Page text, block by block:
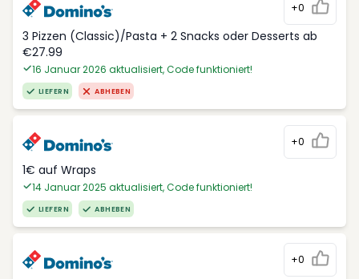
+0
3 Pizzen (Classic)/Pasta + 2 Snacks oder Desserts ab
€27.99
16 Januar 2026 aktualisiert, Code funktioniert!
LIEFERN ABHEBEN
+0
1€ auf Wraps
14 Januar 2025 aktualisiert, Code funktioniert!
LIEFERN ABHEBEN
+0